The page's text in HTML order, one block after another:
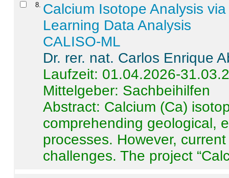
8 Calcium Isotope Analysis
Learning Data Analysis
CALISO-ML
Dr. rer. nat. Carlos Enrique
Laufzeit: 01.04.2026-
Mittelgeber: Sachbeihilfen
Abstract: Calcium (Ca)
comprehending geological,
processes. However,
challenges. The project